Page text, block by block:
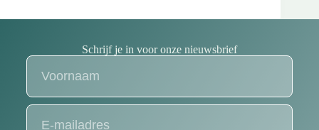
Schrijf je in voor onze nieuwsbrief